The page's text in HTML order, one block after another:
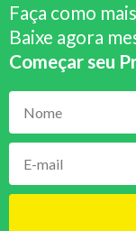
Faça como
Baixe agora
Começar seu